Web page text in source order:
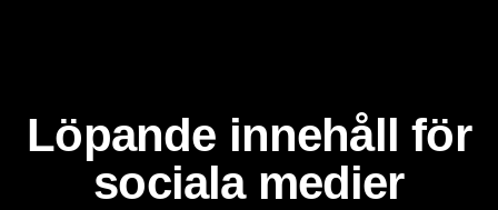
Löpande innehåll för
sociala medier